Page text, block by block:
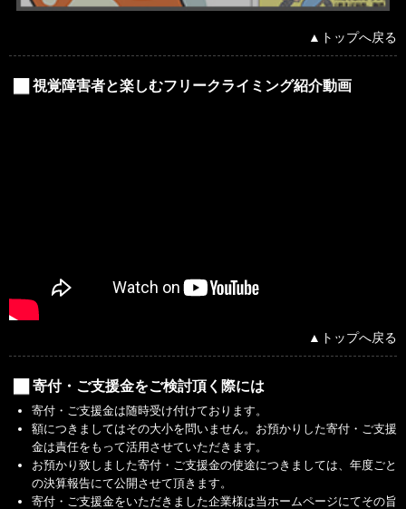
▲トップへ戻る
視覚障害者と楽しむフリークライミング紹介動画
▲トップへ戻る
寄付・ご支援金をご検討頂く際には
寄付・ご支援金は随時受け付けております。
額につきましてはその大小を問いません。お預かりした寄付・ご支援
金は責任をもって活用させていただきます。
お預かり致しました寄付・ご支援金の使途につきましては、年度ごと
の決算報告にて公開させて頂きます。
寄付・ご支援金をいただきました企業様は当ホームページにてその旨